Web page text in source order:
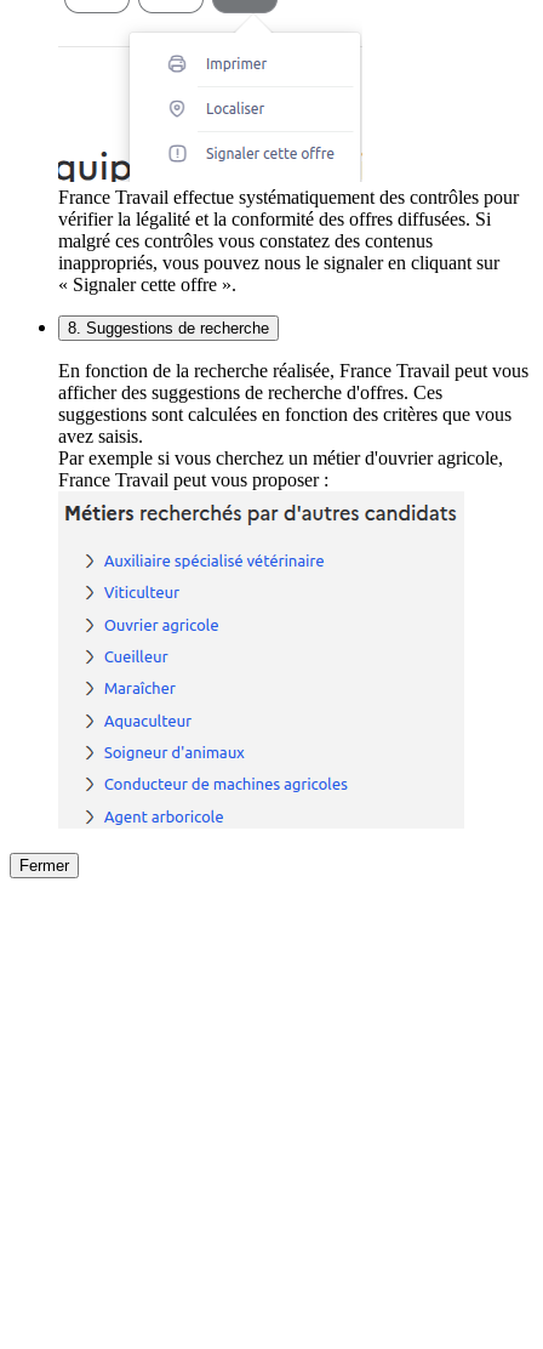
France Travail effectue systématiquement des contrôles pour
vérifier la légalité et la conformité des offres diffusées. Si
malgré ces contrôles vous constatez des contenus
inappropriés, vous pouvez nous le signaler en cliquant sur
« Signaler cette offre ».
8. Suggestions de recherche
En fonction de la recherche réalisée, France Travail peut vous
afficher des suggestions de recherche d'offres. Ces
suggestions sont calculées en fonction des critères que vous
avez saisis.
Par exemple si vous cherchez un métier d'ouvrier agricole,
France Travail peut vous proposer :
Fermer